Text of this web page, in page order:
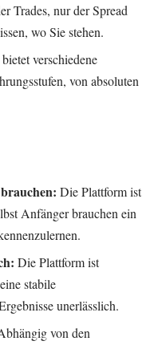
Trades, nur der Spread
wo Sie stehen.
verschiedene
von absoluten
Die Plattform ist
Anfänger brauchen ein
Die Plattform ist
stabile
unerlässlich.
von den